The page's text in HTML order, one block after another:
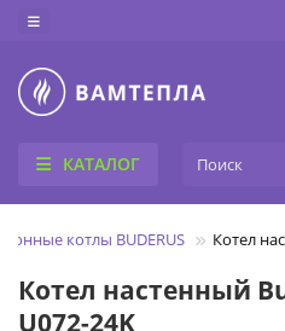
КАТАЛОГ
котлы BUDERUS Котел
Котел настенный
U072-24K